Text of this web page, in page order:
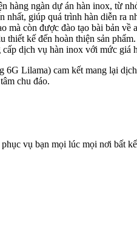
ngàn dự án hàn inox, từ
giúp quá trình hàn diễn ra
còn được đào tạo bài bản về
kế đến hoàn thiện sản phẩm.
dịch vụ hàn inox với mức giá
Lilama) cam kết mang lại
chu đáo.
vụ bạn mọi lúc mọi nơi bất